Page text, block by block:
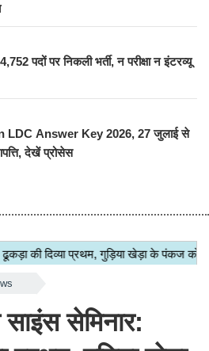
पदों पर निकली भर्ती, न परीक्षा न इंटरव्यू
LDC Answer Key 2026, 27 जुलाई से
देखें प्रोसेस
साइंस सेमिनार: